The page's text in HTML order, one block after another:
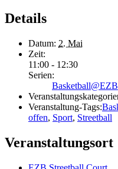
Details
Datum: 2. Mai
Zeit:
11:00 - 12:30
Serien:
Basketball@EZB
Veranstaltung-Tags:
offen, Sport, Streetball
Veranstaltungsort